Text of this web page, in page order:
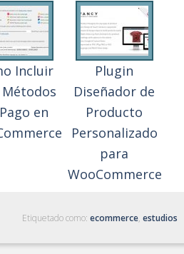
Incluir
Métodos
en
Plugin
Diseñador de
Producto
Personalizado
para
WooCommerce
Etiquetado como: ecommerce, estudios